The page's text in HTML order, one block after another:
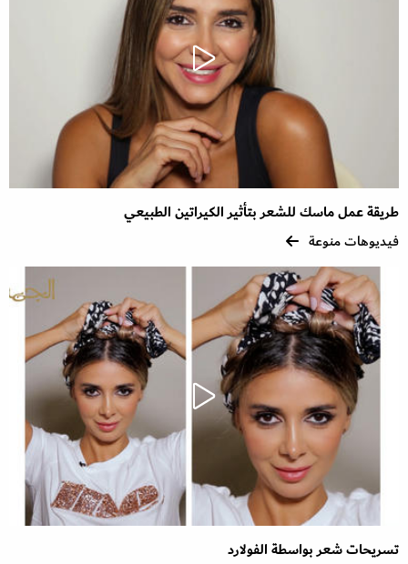
طريقة عمل ماسك للشعر بتأثير الكيراتين الطبيعي
فيديوهات منوعة
تسريحات شعر بواسطة الفولارد